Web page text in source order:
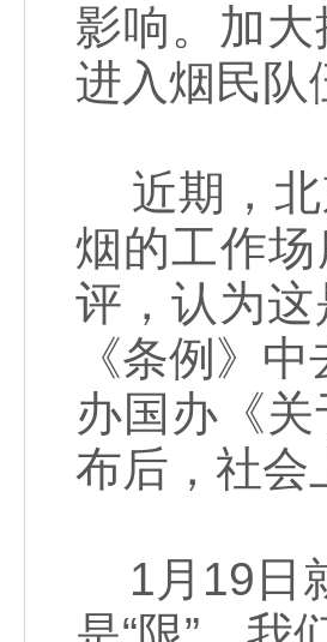
影响。加
进入烟民队
近期，北
烟的工作
评，认为
《条例》
办国办《
布后，社会
1月19日